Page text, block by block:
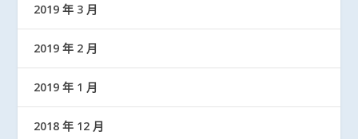
2019 年 3 月
2019 年 2 月
2019 年 1 月
2018 年 12 月